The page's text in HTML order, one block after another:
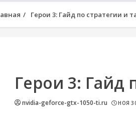
Герои 3: Гайд по стратегии и
Герои 3: Гайд
nvidia-geforce-gtx-1050-ti.ru НОЯ